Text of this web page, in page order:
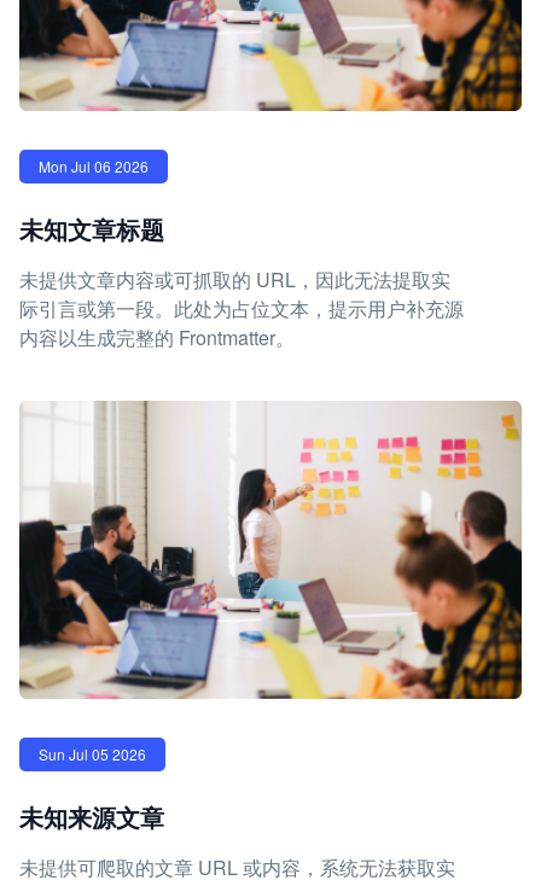
Mon Jul 06 2026
未知文章标题
未提供文章内容或可抓取的 URL，因此无法提取实
际引言或第一段。此处为占位文本，提示用户补充源
内容以生成完整的 Frontmatter。
Sun Jul 05 2026
未知来源文章
未提供可爬取的文章 URL 或内容，系统无法获取实